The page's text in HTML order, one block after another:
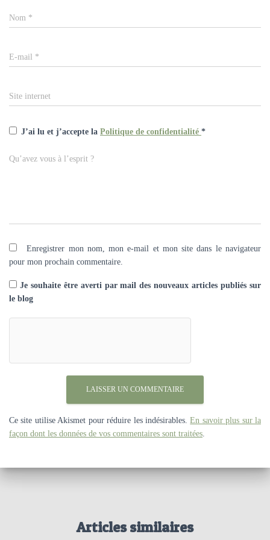
Nom *
E-mail *
Site internet
J’ai lu et j’accepte la Politique de confidentialité *
Qu’avez vous à l’esprit ?
Enregistrer mon nom, mon e-mail et mon site dans le navigateur
pour mon prochain commentaire.
Je souhaite être averti par mail des nouveaux articles publiés sur
le blog
Ce site utilise Akismet pour réduire les indésirables.En savoir plus sur la
façon dont les données de vos commentaires sont traitées
Articles similaires